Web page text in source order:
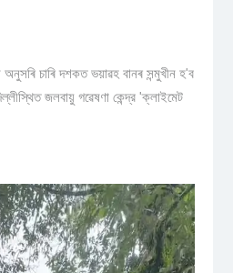
চাৰি দশকত ভয়াৱহ বানৰ সন্মুখীন হ'ব
জলবায়ু গৱেষণা কেন্দ্র 'ক্লাইমেট